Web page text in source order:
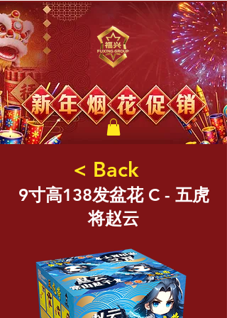
< Back
9寸高138发盆花 C - 五虎
将赵云